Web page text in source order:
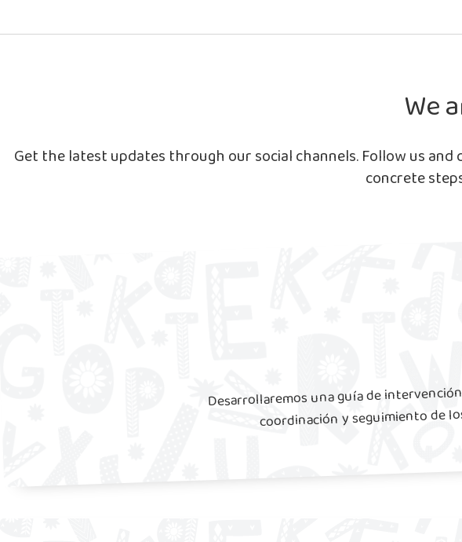
We
Get the latest updates through our social channels. Follow us
concrete
Desarrollaremos una guía de
coordinación y seguimiento de